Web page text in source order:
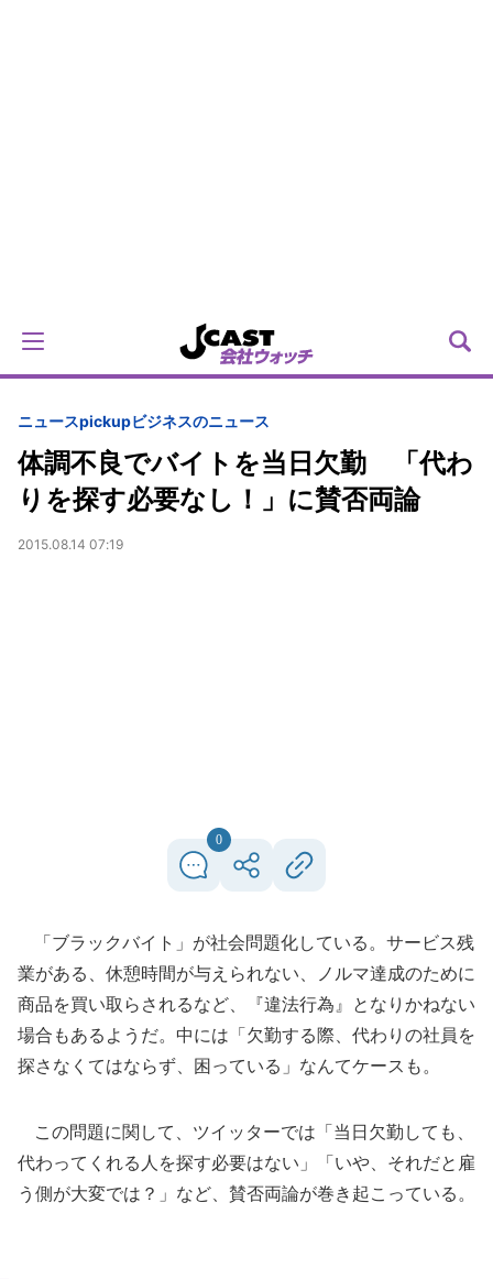
ニュースpickupビジネスのニュース
体調不良でバイトを当日欠勤 「代わ
りを探す必要なし！」に賛否両論
2015.08.14 07:19
0
「ブラックバイト」が社会問題化している。サービス残
業がある、休憩時間が与えられない、ノルマ達成のために
商品を買い取らされるなど、『違法行為』となりかねない
場合もあるようだ。中には「欠勤する際、代わりの社員を
探さなくてはならず、困っている」なんてケースも。
この問題に関して、ツイッターでは「当日欠勤しても、
代わってくれる人を探す必要はない」「いや、それだと雇
う側が大変では？」など、賛否両論が巻き起こっている。